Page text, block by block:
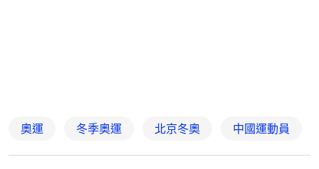
奧運 冬季奧運 北京冬奧 中國運動員